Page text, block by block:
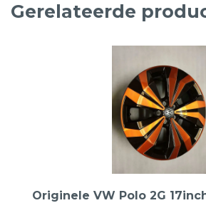
Gerelateerde
Originele VW Polo 2G